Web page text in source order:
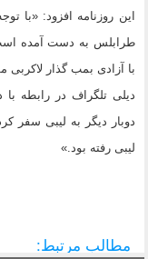
این روزنامه افزود: «با
طرابلس به دست آمده
با آزادی بمب گذار
دیلی تلگراف در رابطه با
دوبار دیگر به لیبی سفر
لیبی رفته بود.»
مطالب مرتبط: